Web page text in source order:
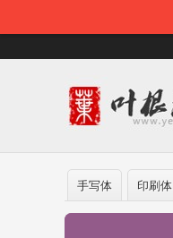
手写体 印刷体